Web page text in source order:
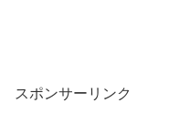
スポンサーリンク